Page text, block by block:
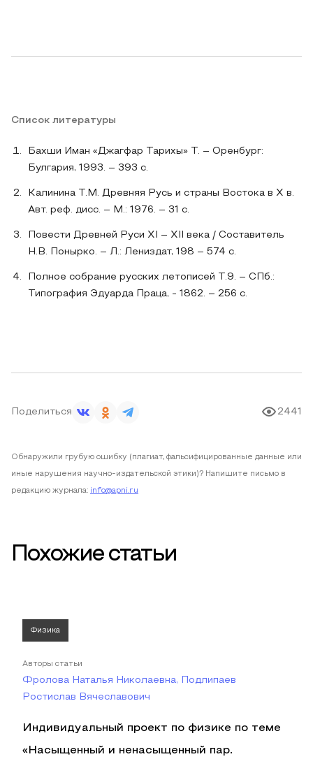
Список литературы
Бахши Иман «Джагфар Тарихы» Т. – Оренбург:
Булгария, 1993. – 393 с.
Калинина Т.М. Древняя Русь и страны Востока в Х в.
Авт. реф. дисс. – М.: 1976. – 31 с.
Повести Древней Руси XI – XII века / Составитель
Н.В. Понырко. – Л.: Лениздат, 198 – 574 с.
Полное собрание русских летописей Т.9. – СПб.:
Типография Эдуарда Праца, - 1862. – 256 с.
Поделиться 2441
Обнаружили грубую ошибку (плагиат, фальсифицированные данные или
иные нарушения научно-издательской этики)? Напишите письмо в
редакцию журнала: info@apni.ru
Похожие статьи
Физика
Авторы статьи
Фролова Наталья Николаевна, Подлипаев
Ростислав Вячеславович
Индивидуальный проект по физике по теме
«Насыщенный и ненасыщенный пар.